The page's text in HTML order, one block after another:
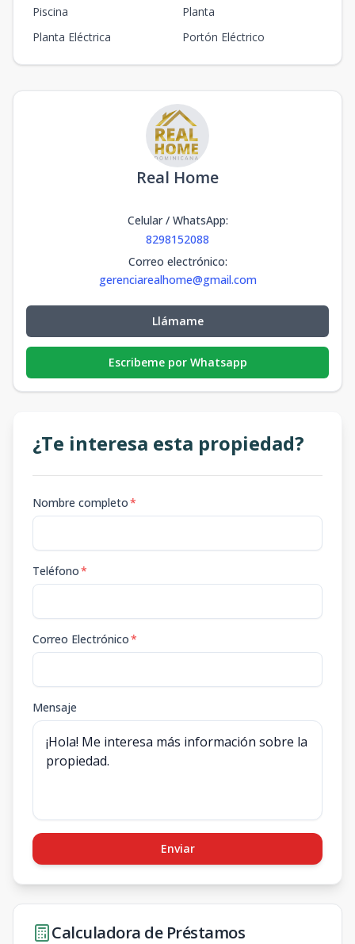
Piscina
Planta
Planta Eléctrica
Portón Eléctrico
Real Home
Celular / WhatsApp:
8298152088
Correo electrónico:
gerenciarealhome@gmail.com
Llámame
Escribeme por Whatsapp
¿Te interesa esta propiedad?
Nombre completo*
Teléfono*
Correo Electrónico*
Mensaje
Enviar
Calculadora de Préstamos